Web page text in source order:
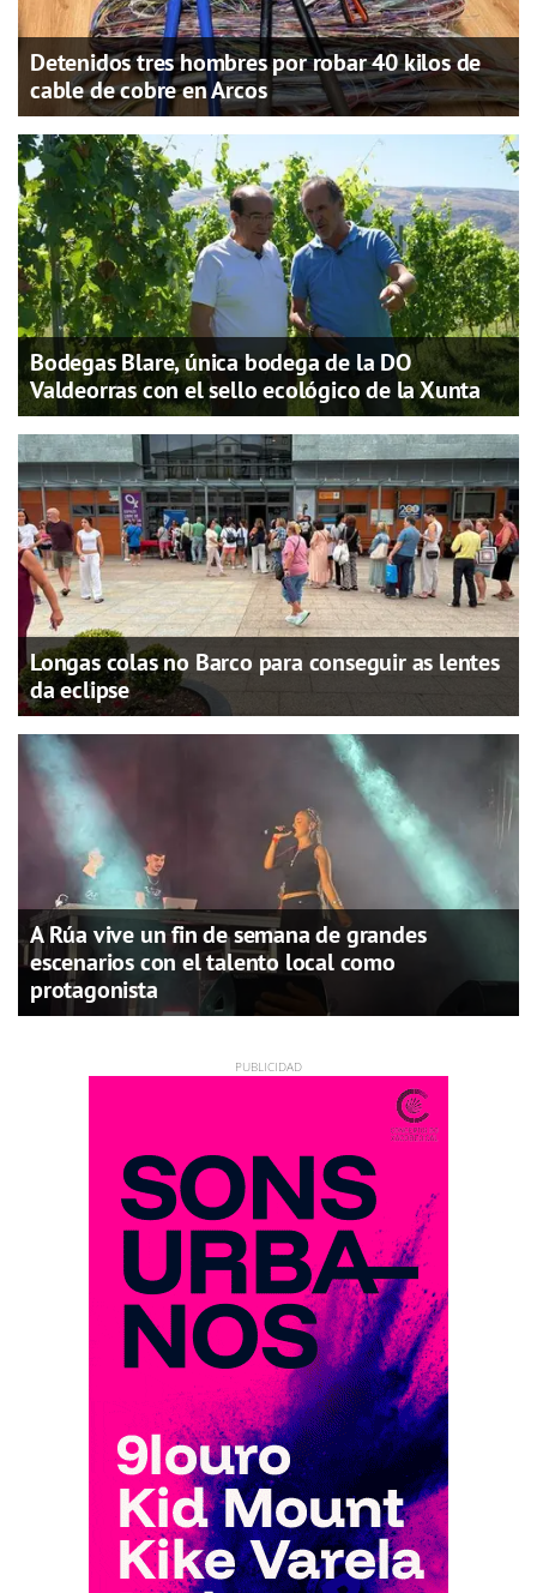
Detenidos tres hombres por robar 40 kilos de
cable de cobre en Arcos
Bodegas Blare, única bodega de la DO
Valdeorras con el sello ecológico de la Xunta
Longas colas no Barco para conseguir as lentes
da eclipse
A Rúa vive un fin de semana de grandes
escenarios con el talento local como
protagonista